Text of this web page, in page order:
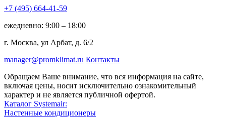
+7 (495) 664-41-59
ежедневно: 9:00 – 18:00
г. Москва, ул Арбат, д. 6/2
manager@promklimat.ru Контакты
Обращаем Ваше внимание, что вся информация на сайте,
включая цены, носит исключительно ознакомительный
характер и не является публичной офертой.
Каталог Systemair:
Настенные кондиционеры